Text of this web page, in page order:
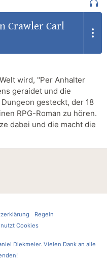
Crawler Carl
wird, "Per Anhalter
geraidet und die
gesteckt, der 18
RPG-Roman zu hören.
dabei und die macht die
Regeln
Cookies
Diekmeier. Vielen Dank an alle